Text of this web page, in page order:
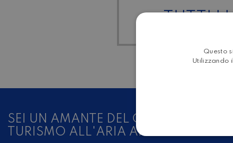
TUTTI I
SEI UN AMANTE DEL CAMPER, DELLE
TURISMO ALL'ARIA APERTA?
Questo
Utilizzando